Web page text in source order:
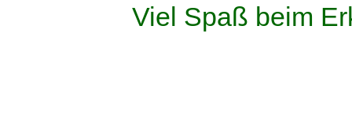
Viel Spaß beim